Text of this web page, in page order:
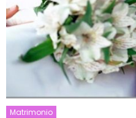
Matrimonio